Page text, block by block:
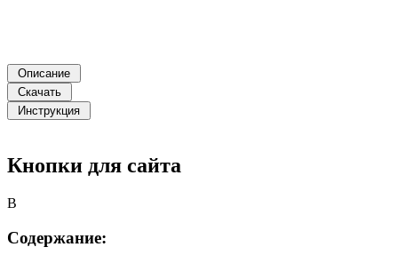
Кнопки для сайта
B
Содержание: